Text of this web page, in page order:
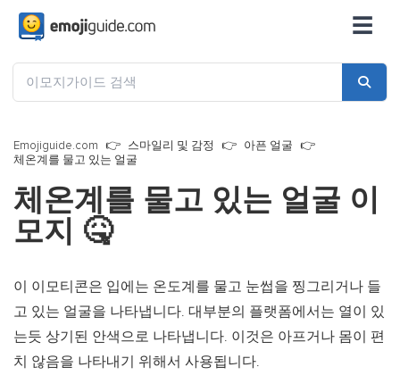
☰
Emojiguide.com 스마일리 및 감정
아픈 얼굴
체온계를 물고 있는 얼굴
체온계를 물고 있는 얼굴 이
모지 🤒
이 이모티콘은 입에는 온도계를 물고 눈썹을 찡그리거나 들
고 있는 얼굴을 나타냅니다. 대부분의 플랫폼에서는 열이 있
는듯 상기된 안색으로 나타냅니다. 이것은 아프거나 몸이 편
치 않음을 나타내기 위해서 사용됩니다.